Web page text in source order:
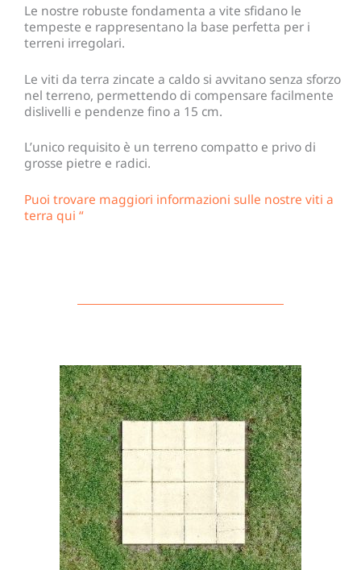
Le nostre robuste fondamenta a vite sfidano le
tempeste e rappresentano la base perfetta per i
terreni irregolari.
Le viti da terra zincate a caldo si avvitano senza sforzo
nel terreno, permettendo di compensare facilmente
dislivelli e pendenze fino a 15 cm.
L’unico requisito è un terreno compatto e privo di
grosse pietre e radici.
Puoi trovare maggiori informazioni sulle nostre viti a
terra qui “